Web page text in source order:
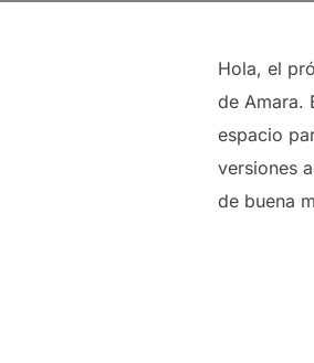
Hola, el
de Amara.
espacio
versiones
de buena